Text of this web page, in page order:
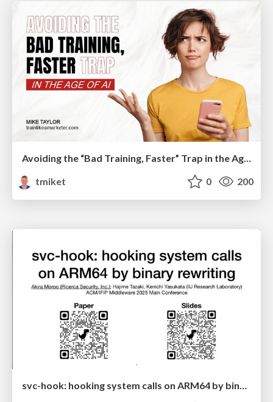
Avoiding the “Bad Training, Faster” Trap in the Age of AI
tmiket
0 200
svc-hook: hooking system calls on ARM64 by binary rewriting